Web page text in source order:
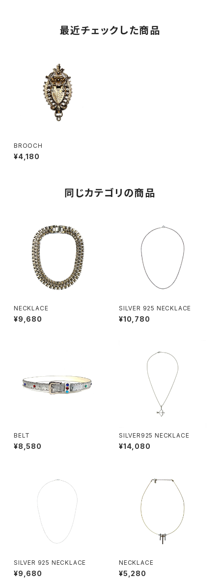
最近チェックした商品
BROOCH
¥4,180
同じカテゴリの商品
NECKLACE
¥9,680
SILVER 925 NECKLACE
¥10,780
BELT
¥8,580
SILVER925 NECKLACE
¥14,080
SILVER 925 NECKLACE
¥9,680
NECKLACE
¥5,280